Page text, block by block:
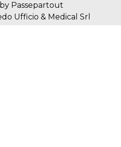
Passepartout
Ufficio & Medical Srl